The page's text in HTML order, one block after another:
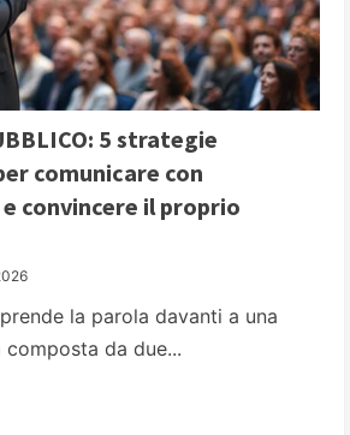
5 strategie
comunicare con
convincere il proprio
la parola davanti a una
da due...